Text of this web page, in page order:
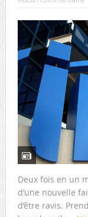
Deux fois en un
d’une nouvelle
d’être ravis.